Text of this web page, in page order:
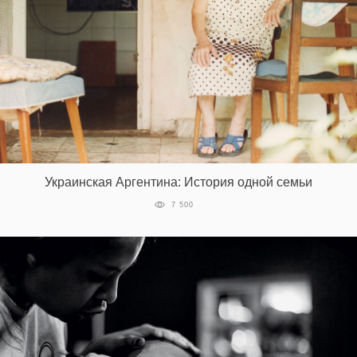
Украинская Аргентина: История одной семьи
7 500